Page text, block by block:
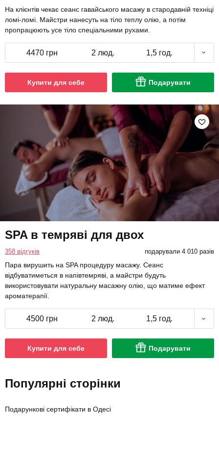
На клієнтів чекає сеанс гавайського масажу в стародавній техніці
ломі-ломі. Майстри нанесуть на тіло теплу олію, а потім
пропрацюють усе тіло спеціальними рухами.
4470 грн 2 люд. 1,5 год.
Купити для себе Подарувати
SPA в темряві для двох
358 відгуків подарували 4 010 разів
Пара вирушить на SPA процедуру масажу. Сеанс
відбуватиметься в напівтемряві, а майстри будуть
використовувати натуральну масажну олію, що матиме ефект
ароматерапії.
4500 грн 2 люд. 1,5 год.
Купити для себе Подарувати
Популярні сторінки
Подарункові сертифікати в Одесі